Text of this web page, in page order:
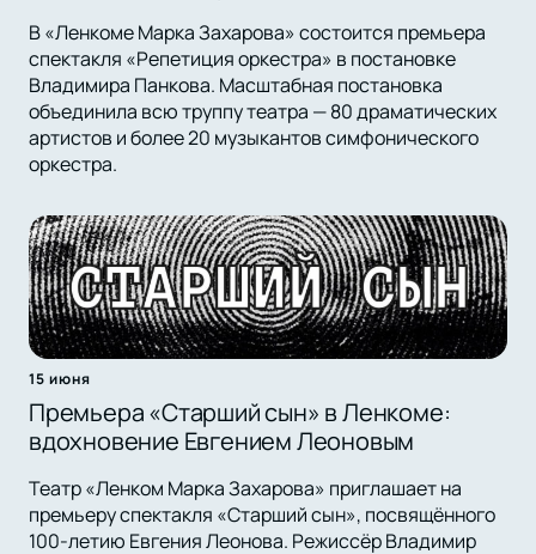
В «Ленкоме Марка Захарова» состоится премьера
спектакля «Репетиция оркестра» в постановке
Владимира Панкова. Масштабная постановка
объединила всю труппу театра — 80 драматических
артистов и более 20 музыкантов симфонического
оркестра.
15 июня
Премьера «Старший сын» в Ленкоме:
вдохновение Евгением Леоновым
Театр «Ленком Марка Захарова» приглашает на
премьеру спектакля «Старший сын», посвящённого
100-летию Евгения Леонова. Режиссёр Владимир